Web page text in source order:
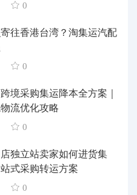
0
往香港台湾？淘集运汽配
0
境采购集运降本全方案｜
流优化攻略
0
独立站卖家如何进货集
式采购转运方案
0